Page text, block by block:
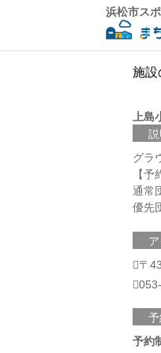
浜松市ス
施設
上島
説
グラ
【予
通常
優先
〒
予約